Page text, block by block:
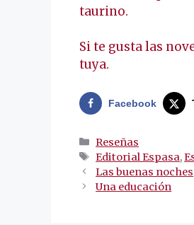
taurino.
Si te gusta las
tuya.
Facebook
Categorías
Reseñas
Etiquetas
Editorial Espasa,
Navegación
de
Las buenas noches
Una educación